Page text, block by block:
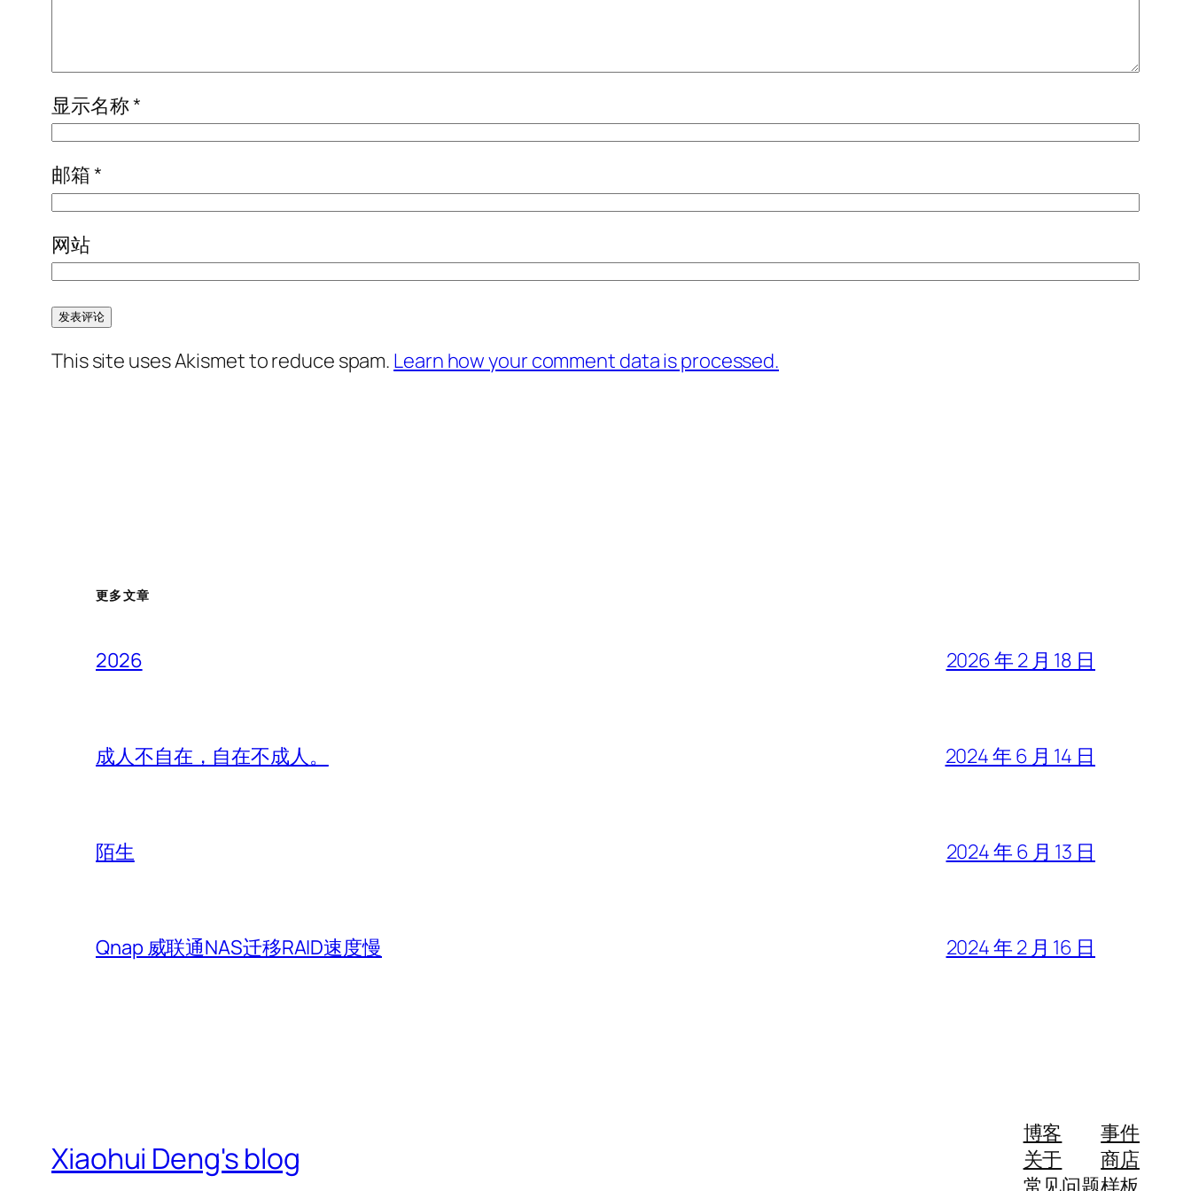
显示名称*
邮箱*
网站
This site uses Akismet to reduce spam. Learn how your comment data is processed.
更多文章
2026 2026 年 2 月 18 日
成人不自在，自在不成人。 2024 年 6 月 14 日
陌生 2024 年 6 月 13 日
Qnap 威联通NAS迁移RAID速度慢 2024 年 2 月 16 日
Xiaohui Deng's blog
博客
关于
常见问题
事件
商店
样板